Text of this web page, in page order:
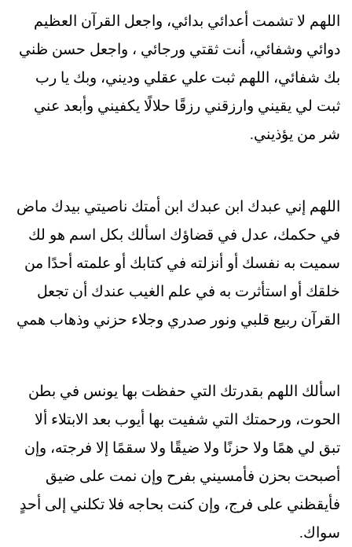
اللهم لا تشمت أعدائي بدائي، واجعل القرآن العظيم
دوائي وشفائي، أنت ثقتي ورجائي ، واجعل حسن ظني
بك شفائي، اللهم ثبت علي عقلي وديني، وبك يا رب
ثبت لي يقيني وارزقني رزقًا حلالًا يكفيني وأبعد عني
شر من يؤذيني.
اللهم إني عبدك ابن عبدك ابن أمتك ناصيتي بيدك ماض
في حكمك، عدل في قضاؤك اسألك بكل اسم هو لك
سميت به نفسك أو أنزلته في كتابك أو علمته أحدًا من
خلقك أو استأثرت به في علم الغيب عندك أن تجعل
القرآن ربيع قلبي ونور صدري وجلاء حزني وذهاب همي
اسألك اللهم بقدرتك التي حفظت بها يونس في بطن
الحوت، ورحمتك التي شفيت بها أيوب بعد الابتلاء ألا
تبق لي همًا ولا حزنًا ولا ضيقًا ولا سقمًا إلا فرجته، وإن
أصبحت بحزن فأمسيني بفرح وإن نمت على ضيق
فأيقظني على فرج، وإن كنت بحاجه فلا تكلني إلى أحدٍ
سواك.